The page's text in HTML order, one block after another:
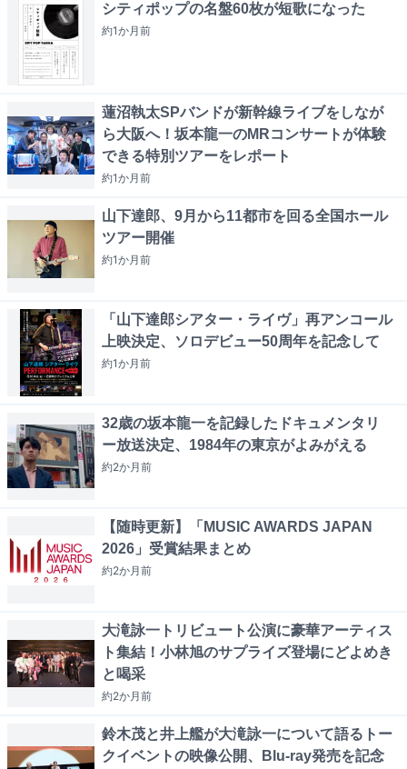
シティポップの名盤60枚が短歌になった
約1か月前
蓮沼執太SPバンドが新幹線ライブをしなが
ら大阪へ！坂本龍一のMRコンサートが体験
できる特別ツアーをレポート
約1か月前
山下達郎、9月から11都市を回る全国ホール
ツアー開催
約1か月前
「山下達郎シアター・ライヴ」再アンコール
上映決定、ソロデビュー50周年を記念して
約1か月前
32歳の坂本龍一を記録したドキュメンタリ
ー放送決定、1984年の東京がよみがえる
約2か月前
【随時更新】「MUSIC AWARDS JAPAN
2026」受賞結果まとめ
約2か月前
大滝詠一トリビュート公演に豪華アーティス
ト集結！小林旭のサプライズ登場にどよめき
と喝采
約2か月前
鈴木茂と井上艦が大滝詠一について語るトー
クイベントの映像公開、Blu-ray発売を記念